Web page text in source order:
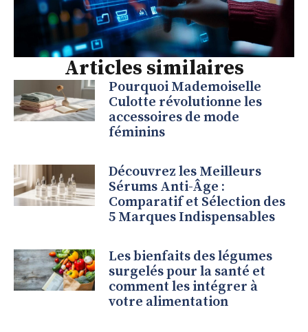
Articles similaires
Pourquoi Mademoiselle
Culotte révolutionne les
accessoires de mode
féminins
Découvrez les Meilleurs
Sérums Anti-Âge :
Comparatif et Sélection des
5 Marques Indispensables
Les bienfaits des légumes
surgelés pour la santé et
comment les intégrer à
votre alimentation